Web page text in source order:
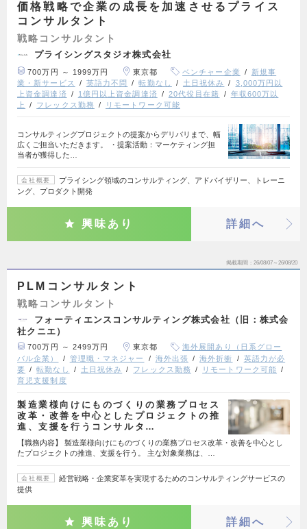
価格戦略で企業の成長を加速させるプライス
コンサルタント
戦略コンサルタント
プライシングスタジオ株式会社
700万円 ～ 1999万円 東京都 ベンチャー企業
新規事
業・新サービス
英語力不問 転勤なし 土日祝休み
3,000万円以
上資金調達済
1億円以上資金調達済 20代役員在籍
年収600万以
上
フレックス勤務 リモートワーク可能
コンサルティングプロジェクトの提案からデリバリまで、幅
広くご担当いただきます。 ・提案活動：マーケティング担
当者が獲得した…
会社概要
プライシング領域のコンサルティング、アドバイザリー、トレーニ
ング、プロダクト開発
興味あり 詳細へ
掲載期間 26/08/07～26/08/20
PLMコンサルタント
戦略コンサルタント
フォーティエンスコンサルティング株式会社（旧：株式会
社クニエ）
700万円 ～ 2499万円 東京都
海外展開あり（日系グロー
バル企業）
管理職・マネジャー 海外出張 海外折衝
英語力が必
要
転勤なし 土日祝休み フレックス勤務
リモートワーク可能
育児支援制度
製造業様向けにものづくりの業務プロセス
改革・改善を中心としたプロジェクトの推
進、支援を行うコンサルタ…
【職務内容】 製造業様向けにものづくりの業務プロセス改革・改善を中心とし
たプロジェクトの推進、支援を行う。 主な対象業務は、…
会社概要
経営戦略・企業変革を実現するためのコンサルティングサービスの
提供
興味あり 詳細へ